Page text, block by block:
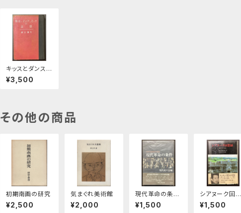
キッスとダンスと
自殺の学説
¥3,500
その他の商品
初期南画の研究
¥2,500
気まぐれ美術館
¥2,000
現代革命の条
件 70年代階
級闘争の展望
¥1,500
シアヌーク回想
録 戦争…そし
て希望
¥1,500